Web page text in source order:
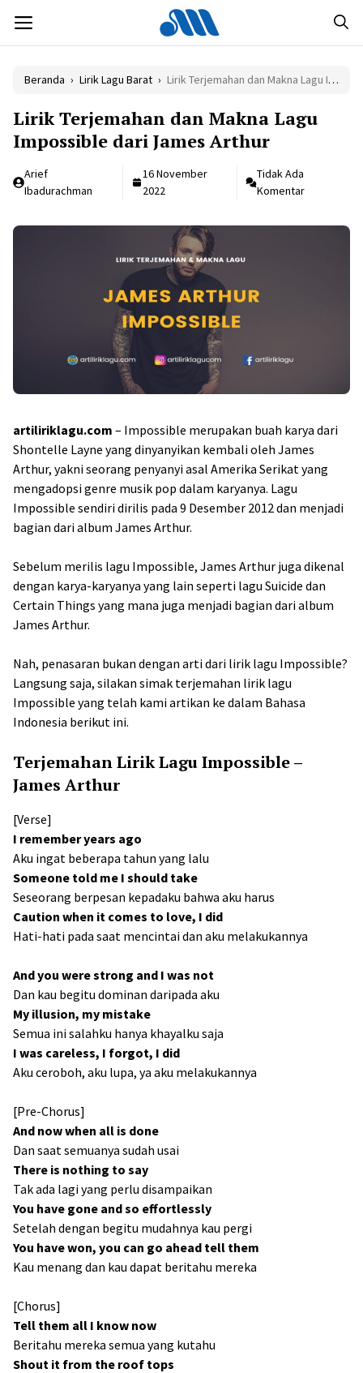
isi
MENU
Beranda › Lirik Lagu Barat › Lirik Terjemahan dan Makna Lagu Impossible dari James Arthur
Lirik Terjemahan dan Makna Lagu
Impossible dari James Arthur
Arief
Ibadurachman
16 November
2022
Tidak Ada
Komentar
artiliriklagu.com – Impossible merupakan buah karya dari
Shontelle Layne yang dinyanyikan kembali oleh James
Arthur, yakni seorang penyanyi asal Amerika Serikat yang
mengadopsi genre musik pop dalam karyanya. Lagu
Impossible sendiri dirilis pada 9 Desember 2012 dan menjadi
bagian dari album James Arthur.
Sebelum merilis lagu Impossible, James Arthur juga dikenal
dengan karya-karyanya yang lain seperti lagu Suicide dan
Certain Things yang mana juga menjadi bagian dari album
James Arthur.
Nah, penasaran bukan dengan arti dari lirik lagu Impossible?
Langsung saja, silakan simak terjemahan lirik lagu
Impossible yang telah kami artikan ke dalam Bahasa
Indonesia berikut ini.
Terjemahan Lirik Lagu Impossible –
James Arthur
[Verse]
I remember years ago
Aku ingat beberapa tahun yang lalu
Someone told me I should take
Seseorang berpesan kepadaku bahwa aku harus
Caution when it comes to love, I did
Hati-hati pada saat mencintai dan aku melakukannya
And you were strong and I was not
Dan kau begitu dominan daripada aku
My illusion, my mistake
Semua ini salahku hanya khayalku saja
I was careless, I forgot, I did
Aku ceroboh, aku lupa, ya aku melakukannya
[Pre-Chorus]
And now when all is done
Dan saat semuanya sudah usai
There is nothing to say
Tak ada lagi yang perlu disampaikan
You have gone and so effortlessly
Setelah dengan begitu mudahnya kau pergi
You have won, you can go ahead tell them
Kau menang dan kau dapat beritahu mereka
[Chorus]
Tell them all I know now
Beritahu mereka semua yang kutahu
Shout it from the roof tops